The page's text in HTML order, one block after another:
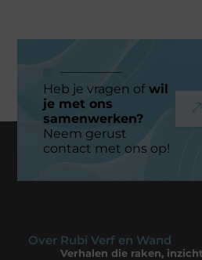
Heb je vragen ofwil
je met ons
samenwerken?
Neem gerust
contact met ons op!
Over Rubi Verf en Wand
Verhalen die raken,